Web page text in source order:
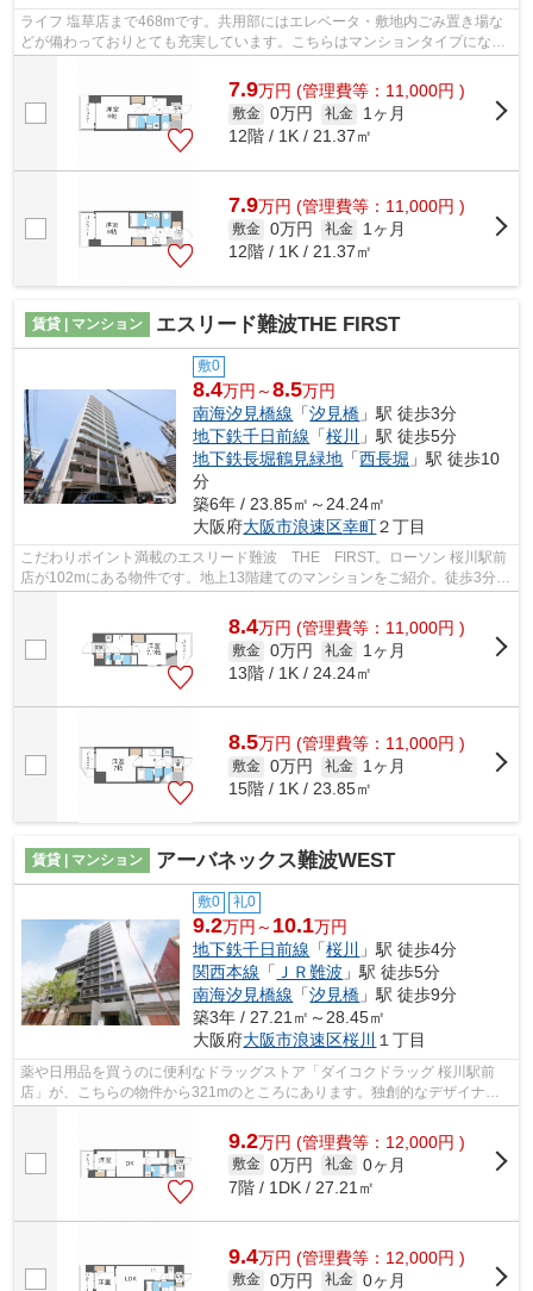
ライフ 塩草店まで468mです。共用部にはエレベータ・敷地内ごみ置き場な
どが備わっておりとても充実しています。こちらはマンションタイプになり
ます。暖かい日差しが差し込む、開放感...
7.9万円 (管理費等：11,000円 )
敷金 0万円 礼金
1ヶ月
12階 / 1K / 21.37㎡
7.9万円 (管理費等：11,000円 )
敷金 0万円 礼金
1ヶ月
12階 / 1K / 21.37㎡
賃貸 | マンション エスリード難波THE FIRST
敷0
8.4万円～8.5万円
南海汐見橋線 「汐見橋 」駅 徒歩3分
地下鉄千日前線 「桜川 」駅 徒歩5分
地下鉄長堀鶴見緑地 「西長堀 」駅 徒歩10
分
築6年 / 23.85㎡～24.24㎡
大阪府大阪市浪速区幸町２丁目
こだわりポイント満載のエスリード難波 THE FIRST。ローソン 桜川駅前
店が102mにある物件です。地上13階建てのマンションをご紹介。徒歩3分に
8.4万円 (管理費等：11,000円 )
敷金 0万円 礼金
1ヶ月
13階 / 1K / 24.24㎡
8.5万円 (管理費等：11,000円 )
敷金 0万円 礼金
1ヶ月
15階 / 1K / 23.85㎡
賃貸 | マンション アーバネックス難波WEST
敷0 礼0
9.2万円～ 10.1万円
地下鉄千日前線 「桜川
」駅 徒歩4分
関西本線 「 ＪＲ難波 」駅 徒歩5分
南海汐見橋線 「汐見橋 」駅 徒歩9分
築3年 / 27.21㎡～28.45㎡
大阪府大阪市浪速区桜川 １丁目
薬や日用品を買うのに便利なドラッグストア「ダイコクドラッグ 桜川駅前
店」が、こちらの物件から321mのところにあります。独創的なデザイナー
9.2万円 (管理費等：12,000円 )
敷金 0万円 礼金 0ヶ月
7階 / 1DK / 27.21㎡
9.4万円 (管理費等：12,000円 )
敷金 0万円 礼金 0ヶ月